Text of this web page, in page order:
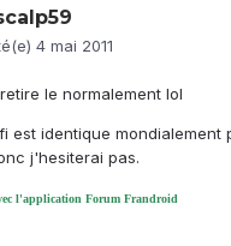
4 mai 2011
le normalement lol
est identique mondialement
j'hesiterai pas.
l'application Forum Frandroid